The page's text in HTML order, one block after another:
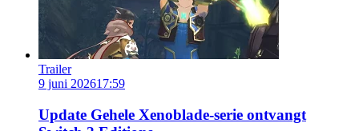
Trailer
9 juni 202617:59
Update Gehele Xenoblade-serie ontvangt